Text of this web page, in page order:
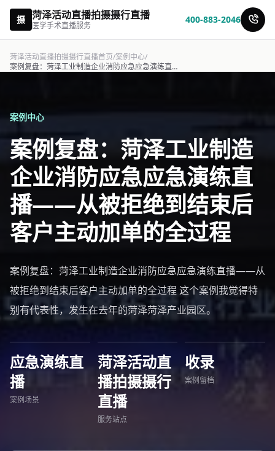
摄 菏泽活动直播拍摄摄行直播
医学手术直播服务
400-883-2046
菏泽活动直播拍摄摄行直播首页/案例中心/
案例复盘：菏泽工业制造企业消防应急应急演练直播——从被拒绝到结束后客户主动加单的-摄行直播
案例中心
案例复盘：菏泽工业制造
企业消防应急应急演练直
播——从被拒绝到结束后
客户主动加单的全过程
案例复盘：菏泽工业制造企业消防应急应急演练直播——从
被拒绝到结束后客户主动加单的全过程 这个案例我觉得特
别有代表性，发生在去年的菏泽菏泽产业园区。
应急演练直
播
案例场景
菏泽活动直
播拍摄摄行
直播
服务站点
收录
案例留档